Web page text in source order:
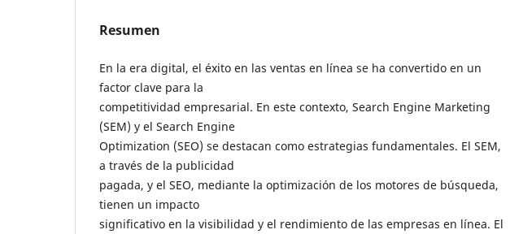
Resumen
En la era digital, el éxito en las ventas en línea se ha convertido en un
factor clave para la
competitividad empresarial. En este contexto, Search Engine Marketing
(SEM) y el Search Engine
Optimization (SEO) se destacan como estrategias fundamentales. El SEM,
a través de la publicidad
pagada, y el SEO, mediante la optimización de los motores de búsqueda,
tienen un impacto
significativo en la visibilidad y el rendimiento de las empresas en línea. El